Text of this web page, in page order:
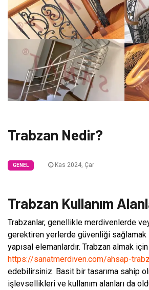
Trabzan Nedir?
GENEL Kas 2024, Çar
Trabzan Kullanım
Trabzanlar, genellikle merdivenlerde
gerektiren yerlerde güvenliği sağlamak
yapısal elemanlardır. Trabzan almak için
https://sanatmerdiven.com/ahsap-
edebilirsiniz. Basit bir tasarıma sahip
işlevsellikleri ve kullanım alanları da